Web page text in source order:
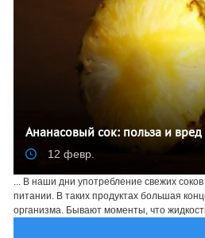
Ананасовый сок: польза и вред
12 февр.
... В наши дни употребление свежих
питании. В таких продуктах большая
организма. Бывают моменты, что